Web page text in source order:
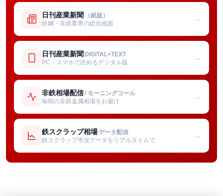
日刊産業新聞 （紙版）
鉄鋼・非鉄業界の総合紙面
→
日刊産業新聞 DIGITAL+TEXT
PC・スマホで読めるデジタル版
→
非鉄相場配信/ モーニングコール
毎朝の非鉄金属相場をお届け
→
鉄スクラップ相場 データ配信
鉄スクラップ市況データをリアルタイムで
→